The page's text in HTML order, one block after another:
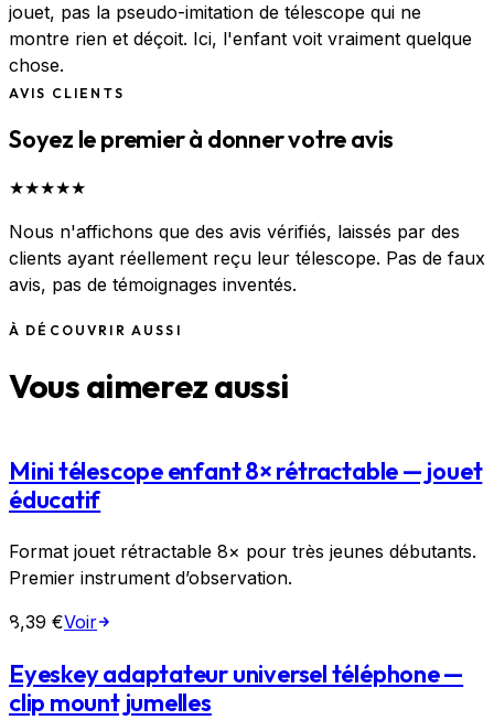
jouet, pas la pseudo-imitation de télescope qui ne
montre rien et déçoit. Ici, l'enfant voit vraiment quelque
chose.
AVIS CLIENTS
Soyez le premier à donner votre avis
★★★★★
Nous n'affichons que des avis vérifiés, laissés par des
clients ayant réellement reçu leur télescope. Pas de faux
avis, pas de témoignages inventés.
À DÉCOUVRIR AUSSI
Vous aimerez aussi
Mini télescope enfant 8× rétractable — jouet
éducatif
Format jouet rétractable 8× pour très jeunes débutants.
Premier instrument d’observation.
8,39 €Voir
Eyeskey adaptateur universel téléphone —
clip mount jumelles